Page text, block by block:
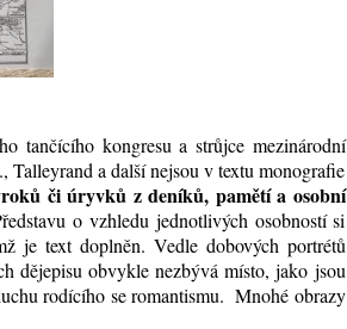
tančícího kongresu a strůjce mezinárodní
a další nejsou v textu monografie
či úryvků z deníků, pamětí a osobní
o vzhledu jednotlivých osobností si
je text doplněn. Vedle dobových portrétů
dějepisu obvykle nezbývá místo, jako jsou
rodícího se romantismu. Mnohé obrazy